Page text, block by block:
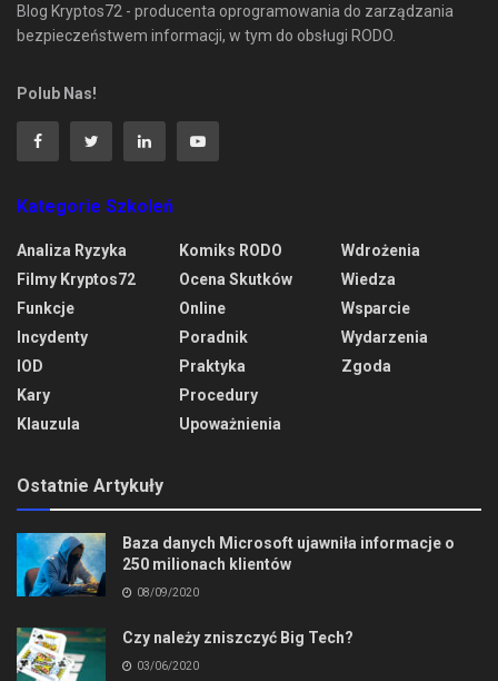
Blog Kryptos72 - producenta oprogramowania do zarządzania
bezpieczeństwem informacji, w tym do obsługi RODO.
Polub Nas!
Kategorie Szkoleń
Analiza Ryzyka
Filmy Kryptos72
Funkcje
Incydenty
IOD
Kary
Klauzula
Komiks RODO
Ocena Skutków
Online
Poradnik
Praktyka
Procedury
Upoważnienia
Wdrożenia
Wiedza
Wsparcie
Wydarzenia
Zgoda
Ostatnie Artykuły
Baza danych Microsoft ujawniła informacje o
250 milionach klientów
08/09/2020
Czy należy zniszczyć Big Tech?
03/06/2020